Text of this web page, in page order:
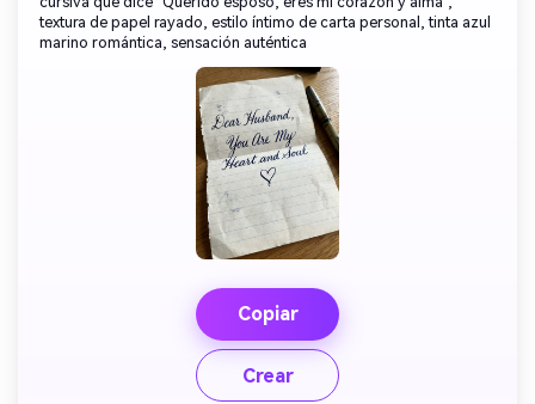
textura de papel rayado, estilo íntimo de carta personal, tinta azul
marino romántica, sensación auténtica
Copiar
Crear
gratis!
Empieza Gratis→